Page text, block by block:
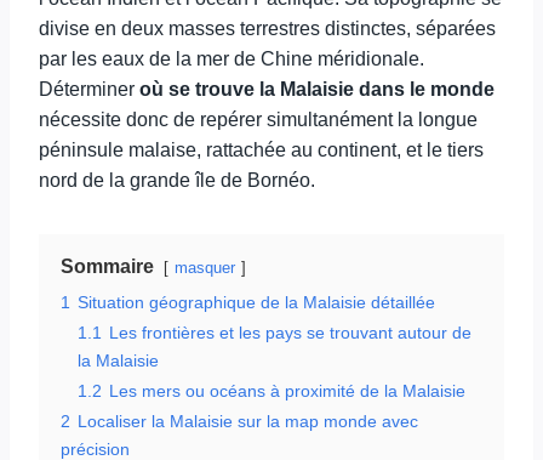
divise en deux masses terrestres distinctes, séparées
par les eaux de la mer de Chine méridionale.
Déterminer où se trouve la Malaisie dans le monde
nécessite donc de repérer simultanément la longue
péninsule malaise, rattachée au continent, et le tiers
nord de la grande île de Bornéo.
Sommaire masquer
1 Situation géographique de la Malaisie détaillée
1.1
Les frontières et les pays se trouvant autour de
la Malaisie
1.2 Les mers ou océans à proximité de la Malaisie
2 Localiser la Malaisie sur la map monde avec
précision